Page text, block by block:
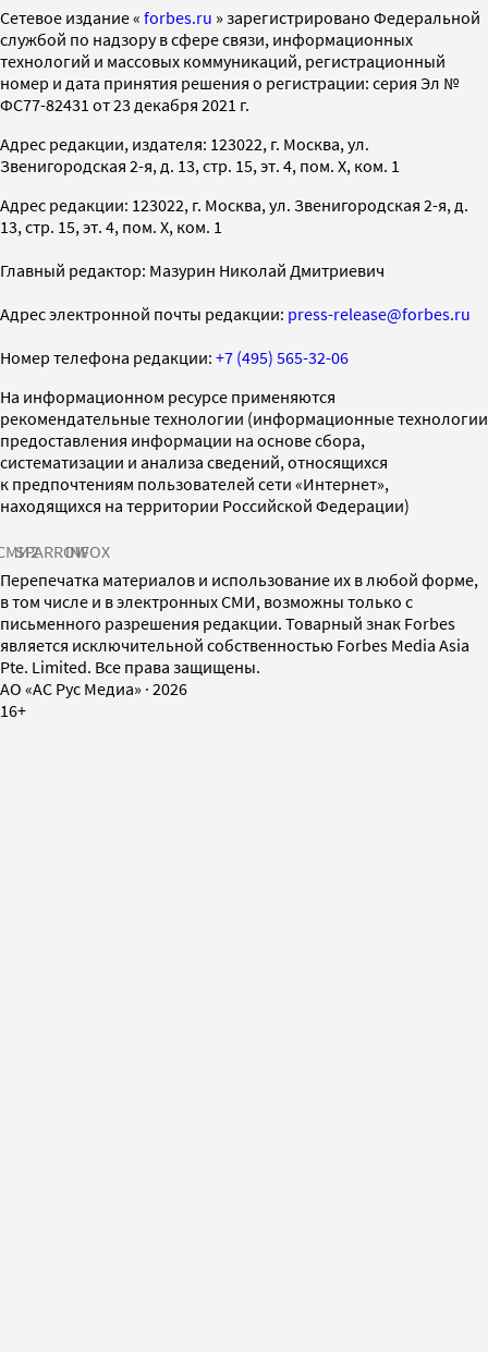
Cетевое издание « forbes.ru » зарегистрировано Федеральной
службой по надзору в сфере связи, информационных
технологий и массовых коммуникаций, регистрационный
номер и дата принятия решения о регистрации: серия Эл №
ФС77-82431 от 23 декабря 2021 г.
Адрес редакции, издателя: 123022, г. Москва, ул.
Звенигородская 2-я, д. 13, стр. 15, эт. 4, пом. X, ком. 1
Адрес редакции: 123022, г. Москва, ул. Звенигородская 2-я, д.
13, стр. 15, эт. 4, пом. X, ком. 1
Главный редактор: Мазурин Николай Дмитриевич
Адрес электронной почты редакции: press-release@forbes.ru
Номер телефона редакции: +7 (495) 565-32-06
На информационном ресурсе применяются
рекомендательные технологии (информационные технологии
предоставления информации на основе сбора,
систематизации и анализа сведений, относящихся
к предпочтениям пользователей сети «Интернет»,
находящихся на территории Российской Федерации)
SPARROWINFOX
Перепечатка материалов и использование их в любой форме,
в том числе и в электронных СМИ, возможны только с
письменного разрешения редакции. Товарный знак Forbes
является исключительной собственностью Forbes Media Asia
Pte. Limited. Все права защищены.
AO «АС Рус Медиа» · 2026
16+